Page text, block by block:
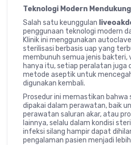
Teknologi Modern
Salah satu keunggulan
penggunaan teknologi modern
Klinik ini menggunakan
sterilisasi berbasis uap yang
membunuh semua jenis bakteri,
hanya itu, setiap peralatan juga
metode aseptik untuk
digunakan kembali.
Prosedur ini memastikan
dipakai dalam perawatan, baik
perawatan saluran akar, atau
lainnya, selalu dalam kondisi
infeksi silang hampir dapat
pengalaman pasien menjadi